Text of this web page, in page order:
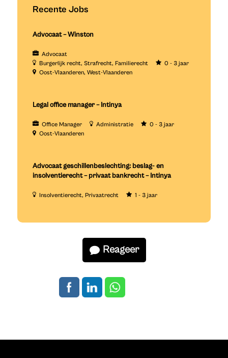
Recente Jobs
Advocaat – Winston
Advocaat
Burgerlijk recht Strafrecht Familierecht
0 - 3 jaar
Oost-Vlaanderen West-Vlaanderen
Legal office manager – Intinya
Office Manager Administratie
0 - 3 jaar
Oost-Vlaanderen
Advocaat geschillenbeslechting: beslag- en
insolventierecht – privaat bankrecht – Intinya
Insolventierecht Privaatrecht 1 - 3 jaar
Reageer